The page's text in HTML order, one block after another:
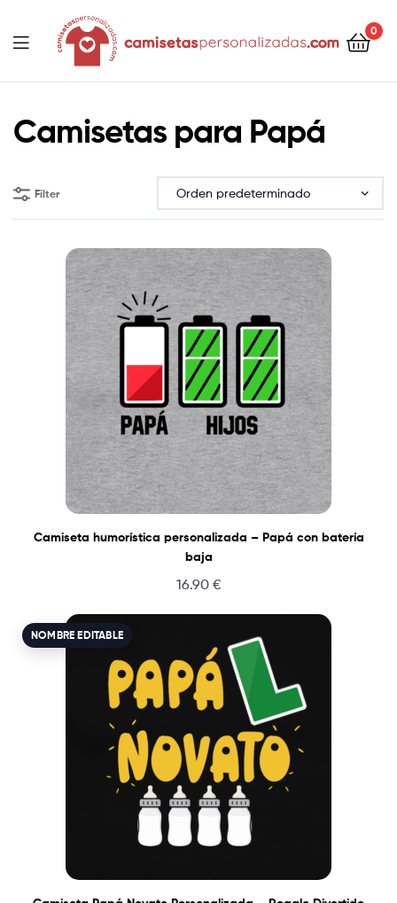
Camisetaspersonalizadas.com
0
Camisetas para Papá
Filter
Camiseta humorística personalizada – Papá con batería
baja
16.90 €
NOMBRE EDITABLE